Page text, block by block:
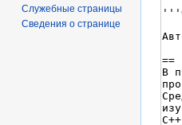
Служебные страницы
Сведения о странице